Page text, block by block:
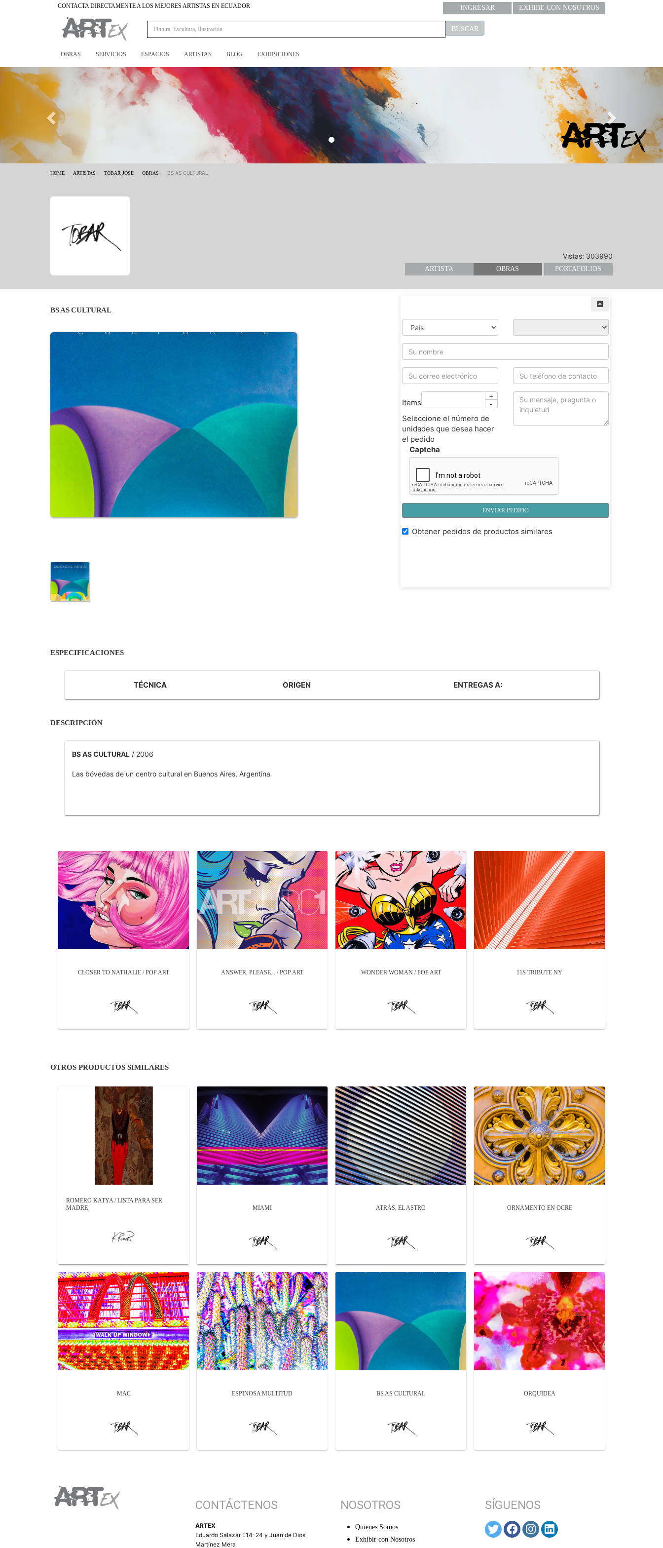
CONTACTA DIRECTAMENTE A LOS MEJORES ARTISTAS EN ECUADOR INGRESAR EXHIBE CON NOSOTROS
BUSCAR
OBRAS SERVICIOS ESPACIOS ARTISTAS BLOG EXHIBICIONES
Previous
HOME ARTISTAS TOBAR JOSE OBRAS BS AS CULTURAL
Vistas: 303990
ARTISTA OBRAS PORTAFOLIOS
BS AS CULTURAL
Items
+
-
Seleccione el número de
unidades que desea hacer
el pedido
Captcha
ENVIAR PEDIDO
Obtener pedidos de productos similares
ESPECIFICACIONES
TÉCNICA ORIGEN ENTREGAS A:
DESCRIPCIÓN
BS AS CULTURAL/ 2006
Las bóvedas de un centro cultural en Buenos Aires, Argentina
CLOSER TO NATHALIE / POP ART ANSWER, PLEASE... / POP ART WONDER WOMAN / POP ART 11S TRIBUTE NY
OTROS PRODUCTOS SIMILARES
ROMERO KATYA / LISTA PARA SER
MADRE
MIAMI ATRÁS, EL ASTRO ORNAMENTO EN OCRE
MAC ESPINOSA MULTITUD BS AS CULTURAL ORQUÍDEA
CONTÁCTENOS
ARTEX
Eduardo Salazar E14-24 y Juan de Dios
Martínez Mera
NOSOTROS
Quienes Somos
Exhibir con Nosotros
SÍGUENOS